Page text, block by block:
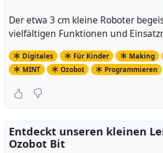
Der etwa 3 cm kleine Roboter
vielfältigen Funktionen und
Digitales Für Kinder Making
MINT
Ozobot Programmieren
Entdeckt unseren kleinen
Ozobot Bit